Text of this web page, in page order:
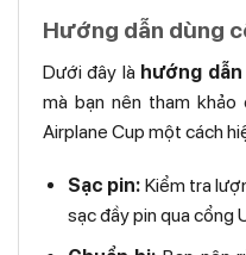
Hướng dẫn dùng
Dưới đây là hướng
mà bạn nên tham khảo
Airplane Cup một cách
Sạc pin: Kiểm tra
sạc đầy pin qua cổng